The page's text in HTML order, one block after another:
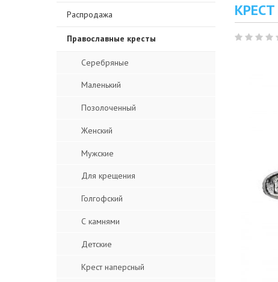
Распродажа
Православные кресты
Серебряные
Маленький
Позолоченный
Женский
Мужские
Для крещения
Голгофский
С камнями
Детские
Крест наперсный